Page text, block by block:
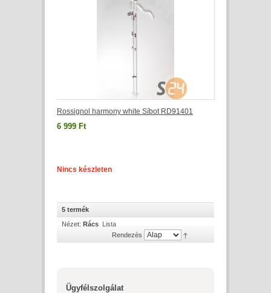
Rossignol harmony white Síbot RD91401
6 999 Ft
Nincs készleten
5 termék
Nézet: Rács Lista
Rendezés
Ügyfélszolgálat